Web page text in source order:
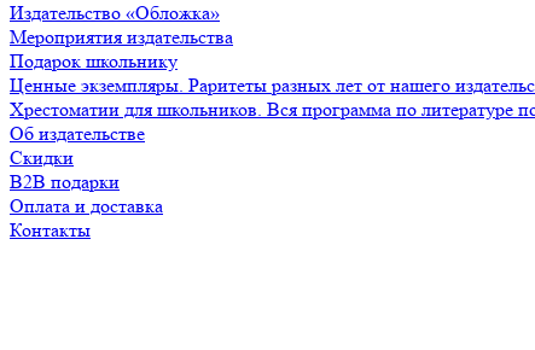
Издательство «Обложка»
Мероприятия издательства
Подарок школьнику
Ценные экземпляры. Раритеты разных лет от нашего
Хрестоматии для школьников. Вся программа по литературе
Об издательстве
Скидки
B2B подарки
Оплата и доставка
Контакты